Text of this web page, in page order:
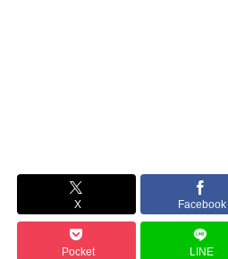
X Facebook
Pocket LINE